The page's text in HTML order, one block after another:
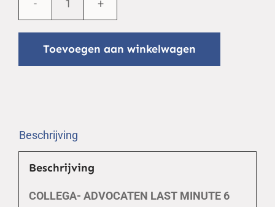
+
Vaardigheid
Toevoegen aan winkelwagen
Beschrijving
Beschrijving
COLLEGA- ADVOCATEN LAST MINUTE 6